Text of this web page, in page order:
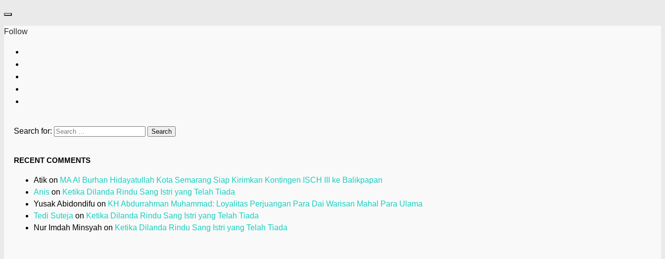
Follow
Search for:
RECENT COMMENTS
Atik on MA Al Burhan Hidayatullah Kota Semarang Siap Kirimkan Kontingen ISCH III ke Balikpapan
Anis on Ketika Dilanda Rindu Sang Istri yang Telah Tiada
Yusak Abidondifu on KH Abdurrahman Muhammad: Loyalitas Perjuangan Para Dai Warisan Mahal Para Ulama
Tedi Suteja on Ketika Dilanda Rindu Sang Istri yang Telah Tiada
Nur Imdah Minsyah on Ketika Dilanda Rindu Sang Istri yang Telah Tiada